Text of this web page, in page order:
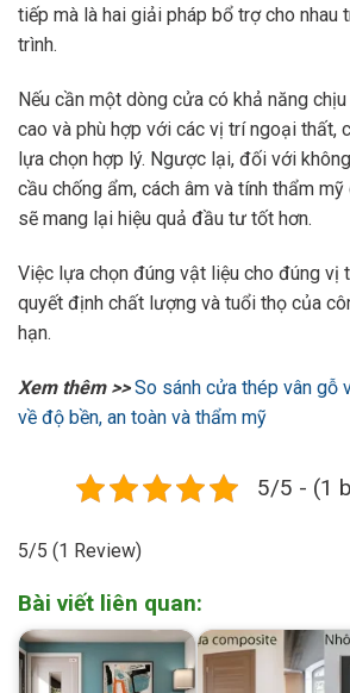
tiếp mà là hai giải pháp bổ trợ cho nhau
trình.
Nếu cần một dòng cửa có khả năng
cao và phù hợp với các vị trí ngoại thất,
lựa chọn hợp lý. Ngược lại, đối với
cầu chống ẩm, cách âm và tính thẩm
sẽ mang lại hiệu quả đầu tư tốt hơn.
Việc lựa chọn đúng vật liệu cho đúng vị
quyết định chất lượng và tuổi thọ của
hạn.
Xem thêm >>So sánh cửa thép vân gỗ
về độ bền, an toàn và thẩm mỹ
5/5 - (1
5/5 (1 Review)
Bài viết liên quan: